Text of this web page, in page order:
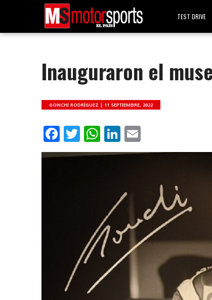
TEST DRIVE
Inauguraron el
GONCHI RODRÍGUEZ | 11 SEPTIEMBRE, 2022
Facebook
Twitter
WhatsApp
LinkedIn